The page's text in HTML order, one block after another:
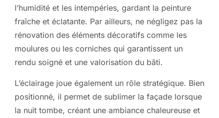
l’humidité et les intempéries, gardant la peinture
fraîche et éclatante. Par ailleurs, ne négligez pas la
rénovation des éléments décoratifs comme les
moulures ou les corniches qui garantissent un
rendu soigné et une valorisation du bâti.
L’éclairage joue également un rôle stratégique. Bien
positionné, il permet de sublimer la façade lorsque
la nuit tombe, créant une ambiance chaleureuse et